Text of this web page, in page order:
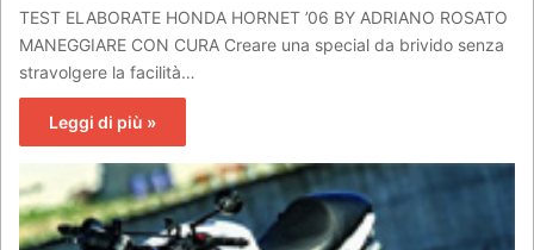
TEST ELABORATE HONDA HORNET ’06 BY ADRIANO ROSATO
MANEGGIARE CON CURA Creare una special da brivido senza
stravolgere la facilità…
Leggi di più »